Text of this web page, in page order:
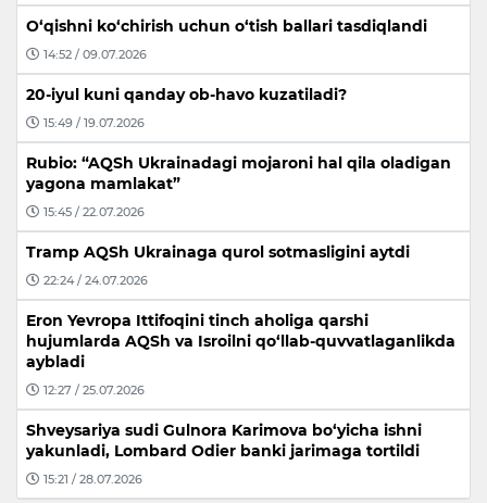
O‘qishni ko‘chirish uchun o‘tish ballari tasdiqlandi
14:52 / 09.07.2026
20-iyul kuni qanday ob-havo kuzatiladi?
15:49 / 19.07.2026
Rubio: “AQSh Ukrainadagi mojaroni hal qila oladigan
yagona mamlakat”
15:45 / 22.07.2026
Tramp AQSh Ukrainaga qurol sotmasligini aytdi
22:24 / 24.07.2026
Eron Yevropa Ittifoqini tinch aholiga qarshi
hujumlarda AQSh va Isroilni qo‘llab-quvvatlaganlikda
aybladi
12:27 / 25.07.2026
Shveysariya sudi Gulnora Karimova bo‘yicha ishni
yakunladi, Lombard Odier banki jarimaga tortildi
15:21 / 28.07.2026